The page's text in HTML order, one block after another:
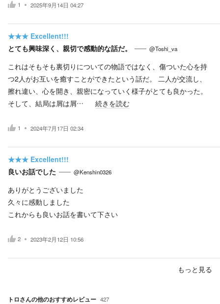
1 2025年9月14日 04:27
★★★ Excellent!!!
とても興味深く、親切で感動的な話だ。
@Toshi_va
これはそもそも裏切りについての物語ではなく、傷ついた心を持
つ2人がお互いを癒すことができたという話だ。 二人が交流し、
擦れ違い、心を開き、親密になっていく様子がとても良かった。
そして、結局は屑は屑…
続きを読む
1 2024年7月17日 02:34
★★★ Excellent!!!
良いお話でした
@Kenshin0326
ありがとうございました
久々に感動しました
これからも良いお話を書いて下さい
2 2023年2月12日 10:56
もっと見る
トロさんの他のおすすめレビュー 427